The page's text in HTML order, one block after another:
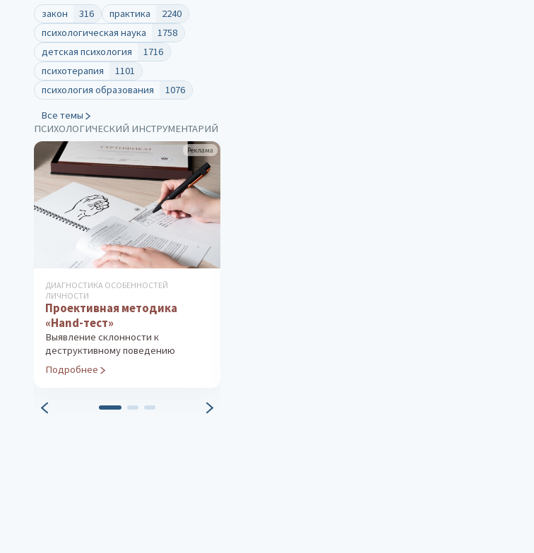
закон 316 практика
2240
психологическая наука
1758
детская психология
1716
психотерапия
1101
психология образования
1076
Все темы
ПСИХОЛОГИЧЕСКИЙ ИНСТРУМЕНТАРИЙ
Реклама
ДИАГНОСТИКА ОСОБЕННОСТЕЙ
ЛИЧНОСТИ
Проективная методика
«Hand-тест»
Выявление склонности к
деструктивному поведению
Подробнее